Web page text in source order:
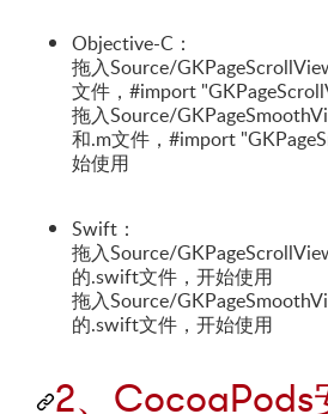
Objective-C：
拖入Source/
文件，#import
拖入Source/
和.m文件，#import
始使用
Swift：
拖入Source/
的.swift文件，开始使用
拖入Source/
的.swift文件，开始使用
2、CocoaPods